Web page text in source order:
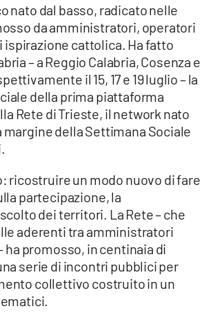
nato dal basso, radicato nelle
da amministratori, operatori
ispirazione cattolica. Ha fatto
– a Reggio Calabria, Cosenza e
il 15, 17 e 19 luglio – la
della prima piattaforma
Rete di Trieste, il network nato
margine della Settimana Sociale
ricostruire un modo nuovo di fare
partecipazione, la
dei territori. La Rete – che
aderenti tra amministratori
promosso, in centinaia di
serie di incontri pubblici per
collettivo costruito in un